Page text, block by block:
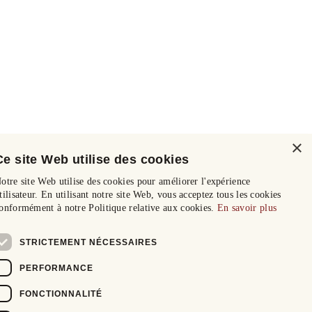
×
site Web utilise des cookies
site Web utilise des cookies pour améliorer l'expérience
En utilisant notre site Web, vous acceptez tous les cookies
à notre Politique relative aux cookies. En savoir plus
STRICTEMENT NÉCESSAIRES
PERFORMANCE
FONCTIONNALITÉ